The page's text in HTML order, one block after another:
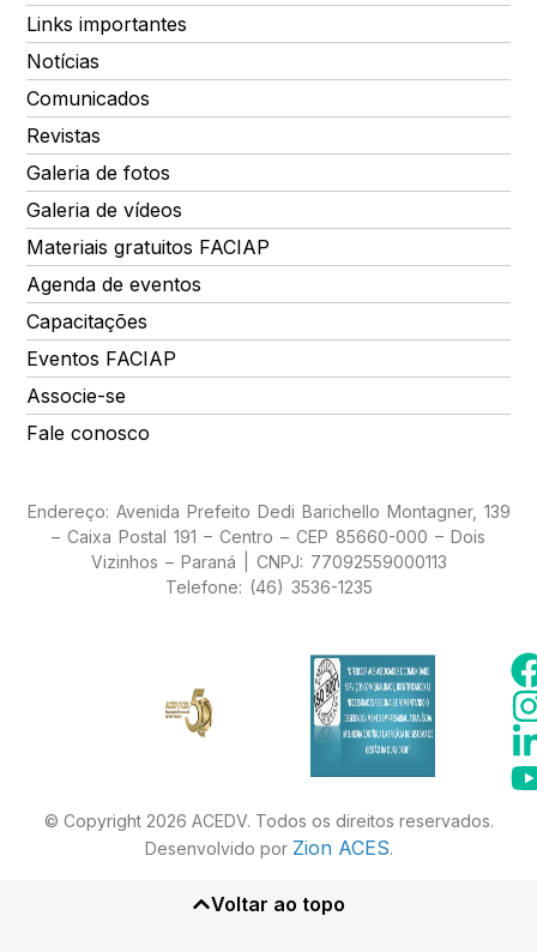
Links importantes
Notícias
Comunicados
Revistas
Galeria de fotos
Galeria de vídeos
Materiais gratuitos FACIAP
Agenda de eventos
Capacitações
Eventos FACIAP
Associe-se
Fale conosco
Endereço: Avenida Prefeito Dedi Barichello Montagner, 139
– Caixa Postal 191 – Centro – CEP 85660-000 – Dois
Vizinhos – Paraná | CNPJ: 77092559000113
Telefone: (46) 3536-1235
© Copyright 2026 ACEDV. Todos os direitos reservados.
Desenvolvido por Zion ACES.
Voltar ao topo